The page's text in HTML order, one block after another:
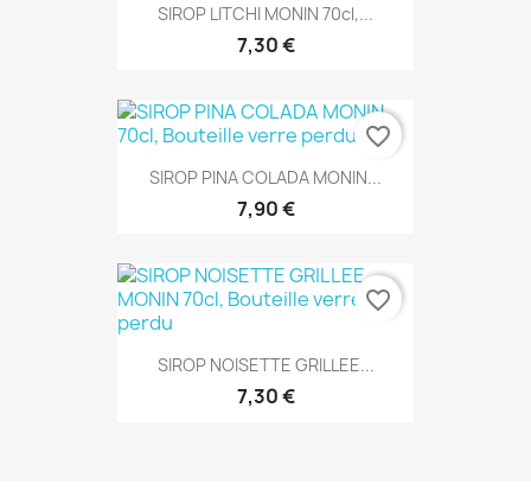
SIROP LITCHI MONIN 70cl,...
7,30 €
SIROP PINA COLADA MONIN...
7,90 €
favorite_border
SIROP NOISETTE GRILLEE...
7,30 €
favorite_border